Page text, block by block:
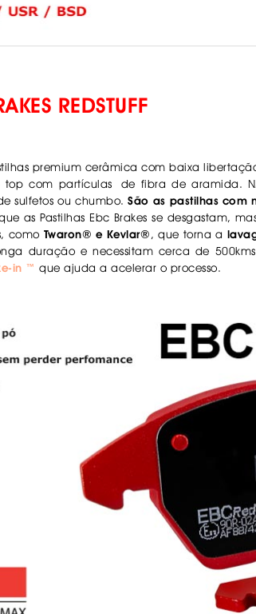
REDSTUFF
premium cerâmica com baixa
com partículas de fibra de aramida.
sulfetos ou chumbo.São as pastilhas com
asPastilhas Ebc Brakes se desgastam,
como Twaron® e Kevlar®, que torna a
duração e necessitam cerca de
in ™ que ajuda a acelerar o processo.